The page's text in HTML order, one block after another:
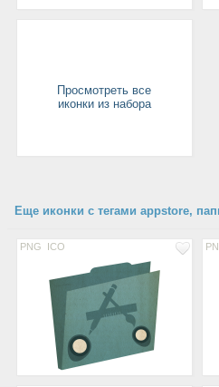
Просмотреть все
иконки из набора
Еще иконки с тегами appstore,
PNG ICO